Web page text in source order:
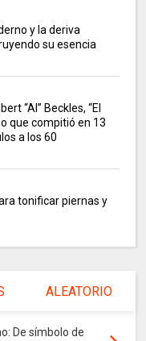
y la deriva
su esencia
“Al” Beckles, “El
que compitió en 13
a los 60
tonificar piernas y
ALEATORIO
De símbolo de